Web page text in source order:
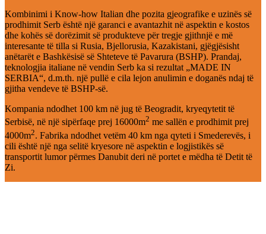
Kombinimi i Know-how Italian dhe pozita gjeografike e uzinës së
prodhimit Serb është një garanci e avantazhit në aspektin e kostos
dhe kohës së dorëzimit së produkteve për tregje gjithnjë e më
interesante të tilla si Rusia, Bjellorusia, Kazakistani, gjëgjësisht
anëtarët e Bashkësisë së Shteteve të Pavarura (BSHP). Prandaj,
teknologjia italiane në vendin Serb ka si rezultat „MADE IN
SERBIA“, d.m.th. një pullë e cila lejon anulimin e doganës ndaj të
gjitha vendeve të BSHP-së.
Kompania ndodhet 100 km në jug të Beogradit, kryeqytetit të
Serbisë, në një sipërfaqe prej 16000m2 me sallën e prodhimit prej
4000m2. Fabrika ndodhet vetëm 40 km nga qyteti i Smederevës, i
cili është një nga selitë kryesore në aspektin e logjistikës së
transportit lumor përmes Danubit deri në portet e mëdha të Detit të
Zi.